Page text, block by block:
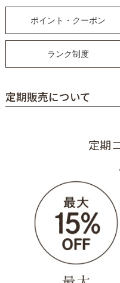
ポイント・クーポン
ランク制度
定期販売について
定期